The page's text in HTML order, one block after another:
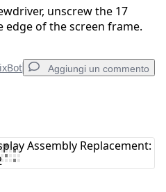
unscrew the 17
edge of the screen frame.
Aggiungi un commento